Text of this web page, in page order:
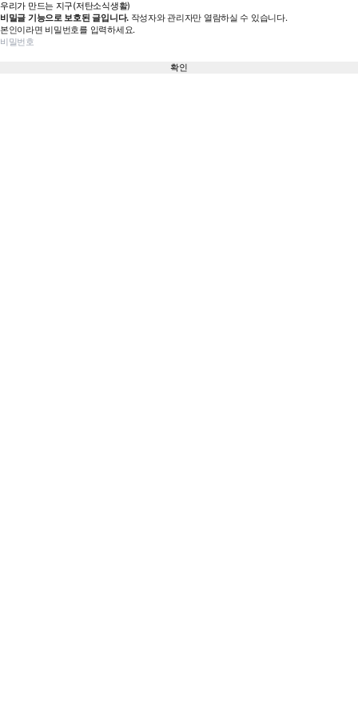
우리가 만드는 지구(저탄소식생활)
비밀글 기능으로 보호된 글입니다.작성자와 관리자만 열람하실 수 있습니다.
본인이라면 비밀번호를 입력하세요.